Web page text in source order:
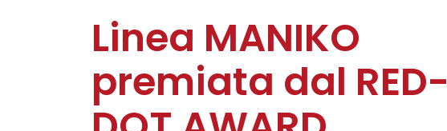
Linea MANIKO
premiata dal RED-